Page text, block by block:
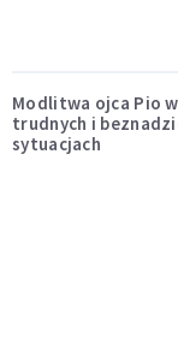
Modlitwa ojca Pio w
trudnych i
sytuacjach